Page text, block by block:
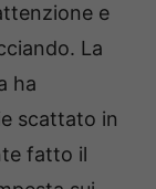
e
La
ha
scattato in
fatto il